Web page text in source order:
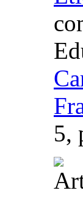
5,